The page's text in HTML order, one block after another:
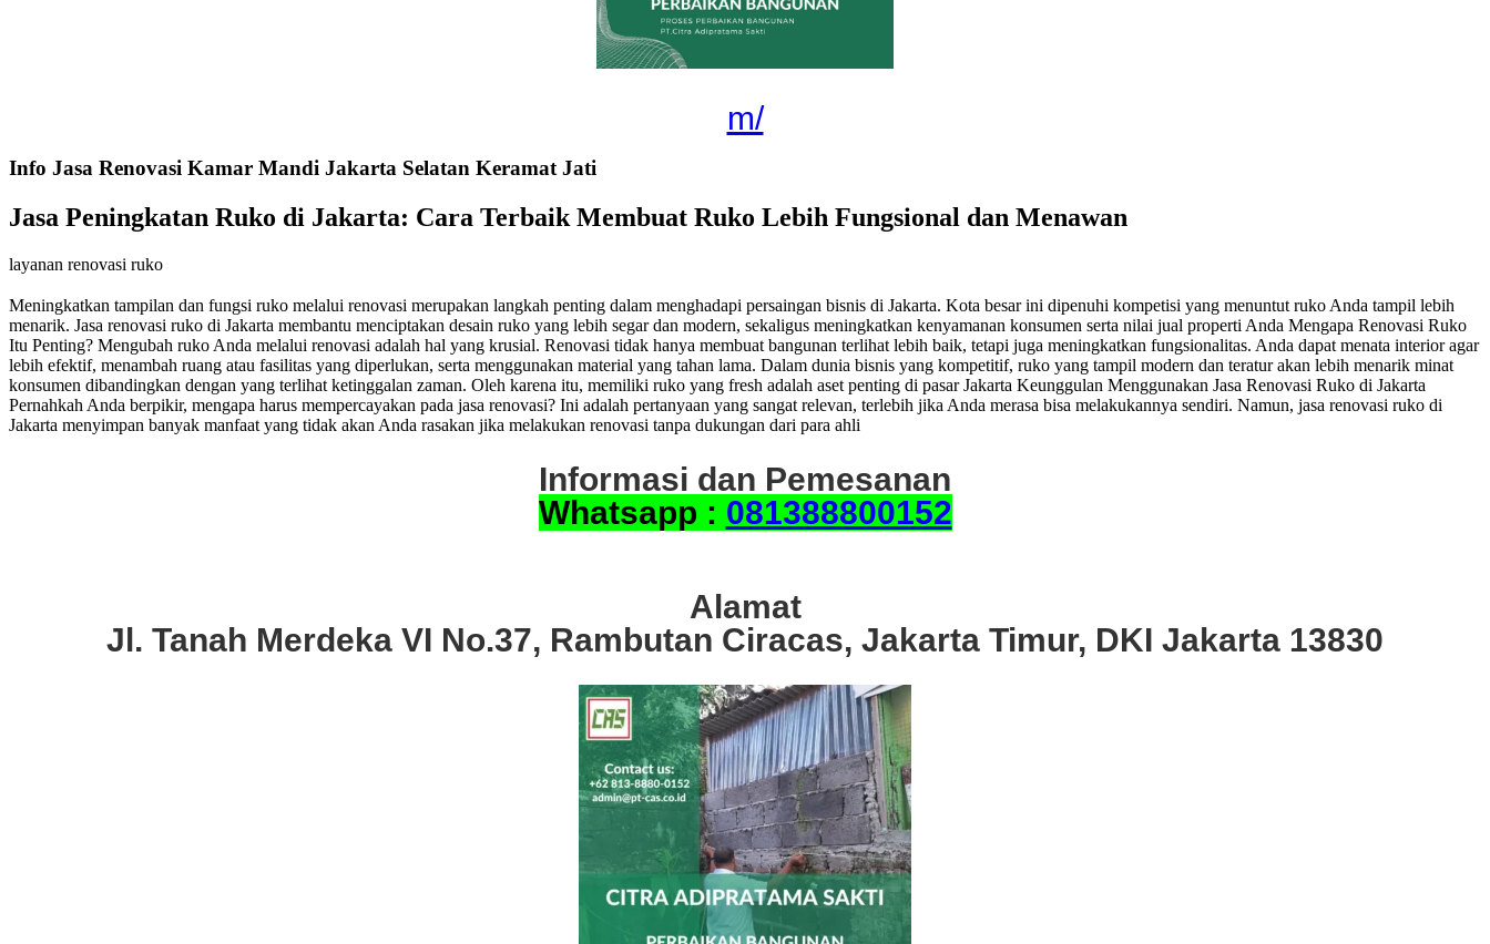
m/
Info Jasa Renovasi Kamar Mandi Jakarta Selatan Keramat Jati
Jasa Peningkatan Ruko di Jakarta: Cara Terbaik Membuat Ruko Lebih Fungsional dan Menawan
layanan renovasi ruko
Meningkatkan tampilan dan fungsi ruko melalui renovasi merupakan langkah penting dalam menghadapi persaingan bisnis di Jakarta. Kota besar ini dipenuhi kompetisi yang menuntut ruko Anda tampil lebih
menarik. Jasa renovasi ruko di Jakarta membantu menciptakan desain ruko yang lebih segar dan modern, sekaligus meningkatkan kenyamanan konsumen serta nilai jual properti Anda Mengapa Renovasi Ruko
Itu Penting? Mengubah ruko Anda melalui renovasi adalah hal yang krusial. Renovasi tidak hanya membuat bangunan terlihat lebih baik, tetapi juga meningkatkan fungsionalitas. Anda dapat menata interior agar
lebih efektif, menambah ruang atau fasilitas yang diperlukan, serta menggunakan material yang tahan lama. Dalam dunia bisnis yang kompetitif, ruko yang tampil modern dan teratur akan lebih menarik minat
konsumen dibandingkan dengan yang terlihat ketinggalan zaman. Oleh karena itu, memiliki ruko yang fresh adalah aset penting di pasar Jakarta Keunggulan Menggunakan Jasa Renovasi Ruko di Jakarta
Pernahkah Anda berpikir, mengapa harus mempercayakan pada jasa renovasi? Ini adalah pertanyaan yang sangat relevan, terlebih jika Anda merasa bisa melakukannya sendiri. Namun, jasa renovasi ruko di
Jakarta menyimpan banyak manfaat yang tidak akan Anda rasakan jika melakukan renovasi tanpa dukungan dari para ahli
Informasi dan Pemesanan
Whatsapp : 081388800152
Alamat
Jl. Tanah Merdeka VI No.37, Rambutan Ciracas, Jakarta Timur, DKI Jakarta 13830